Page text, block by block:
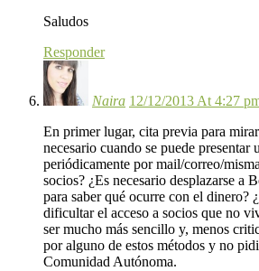
Saludos
Responder
Naira 12/12/2013 At 4:27
En primer lugar, cita previa para
necesario cuando se puede presentar
periódicamente por mail/correo/
socios? ¿Es necesario desplazarse a
para saber qué ocurre con el dinero?
dificultar el acceso a socios que no
ser mucho más sencillo y, menos
por alguno de estos métodos y no
Comunidad Autónoma.